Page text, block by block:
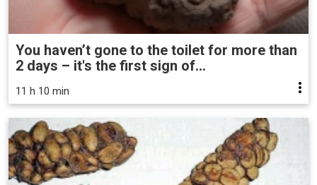
You haven’t gone to the toilet for more than
2 days – it's the first sign of...
11 h 10 min